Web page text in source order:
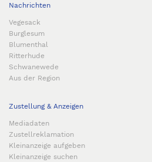
Nachrichten
Vegesack
Burglesum
Blumenthal
Ritterhude
Schwanewede
Aus der Region
Zustellung & Anzeigen
Mediadaten
Zustellreklamation
Kleinanzeige aufgeben
Kleinanzeige suchen